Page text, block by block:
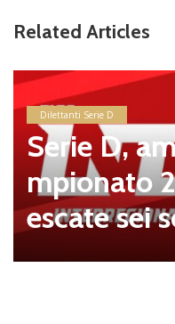
Related Articles
Dilettanti Serie D
Serie D,
mpionato
escate sei